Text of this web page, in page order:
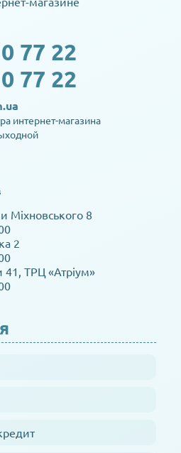
77 22
77 22
интернет-магазина
Міхновського 8
2
ТРЦ «Атріум»